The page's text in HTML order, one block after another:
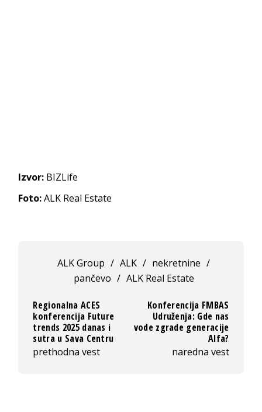
Izvor: BIZLife
Foto:ALK Real Estate
ALK Group / ALK / nekretnine /
pančevo / ALK Real Estate
Regionalna ACES
konferencija Future
trends 2025 danas i
sutra u Sava Centru
prethodna vest
Konferencija FMBAS
Udruženja: Gde nas
vode zgrade generacije
Alfa?
naredna vest